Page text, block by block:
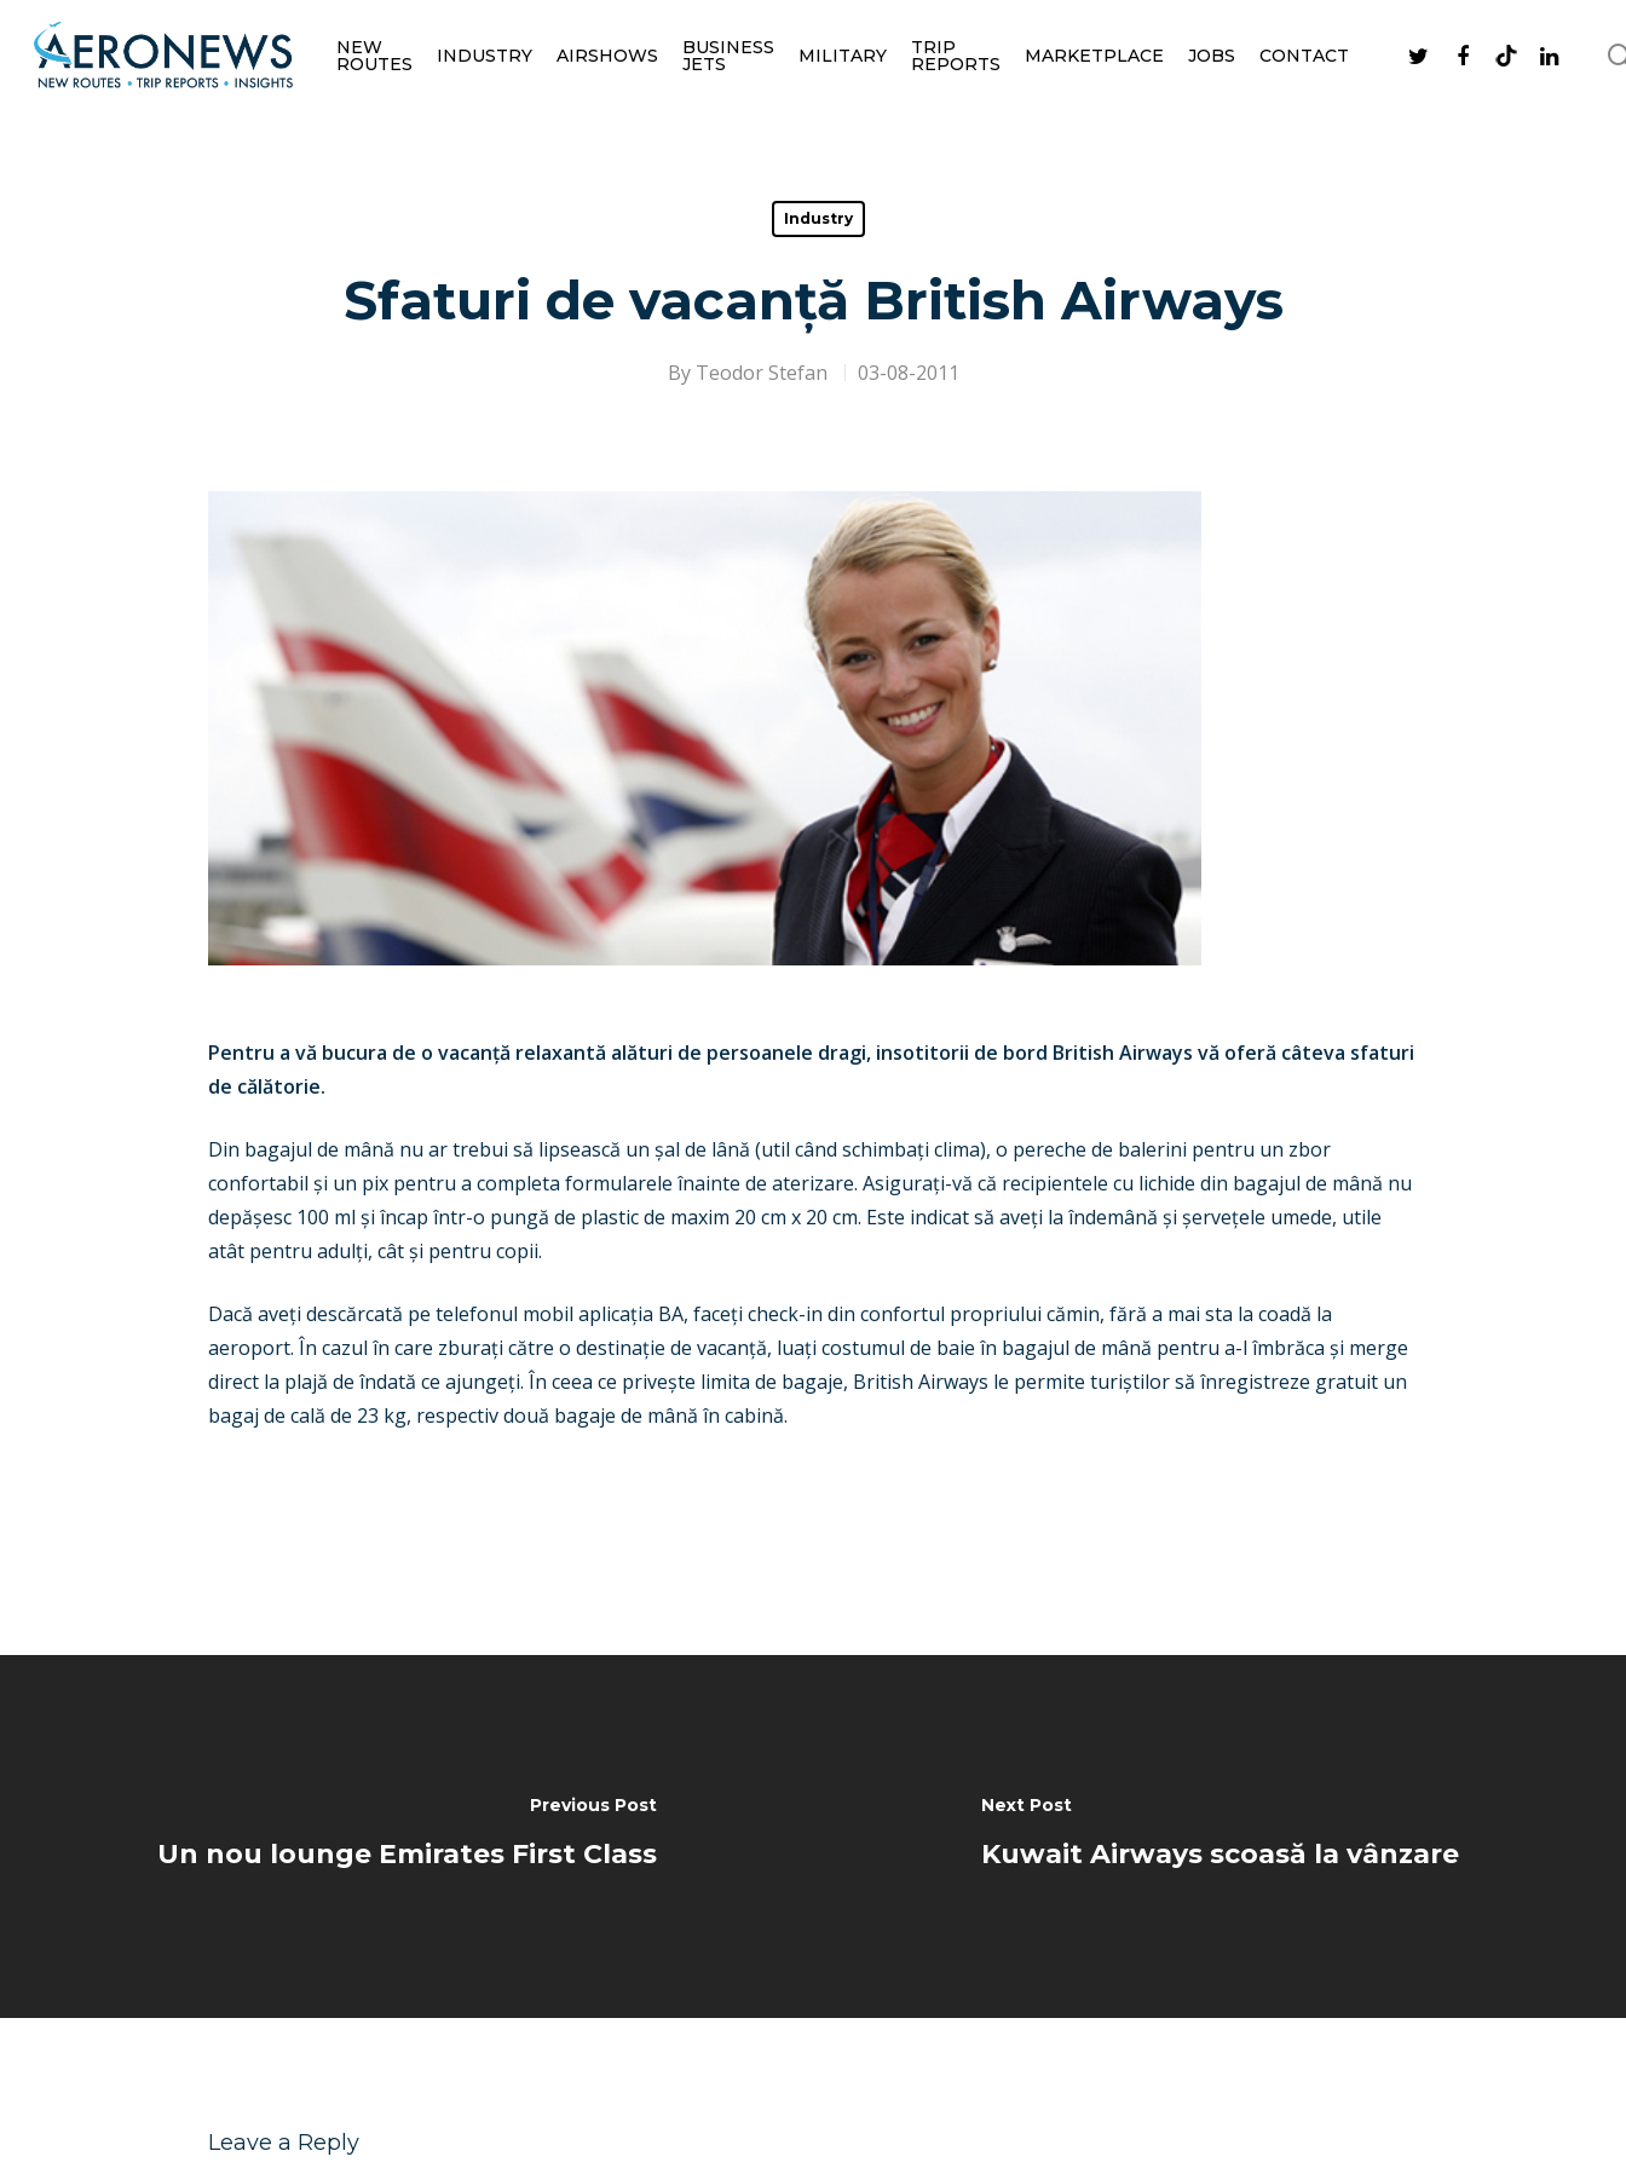
NEW
ROUTES INDUSTRY AIRSHOWS BUSINESS
JETS MILITARY TRIP
REPORTS MARKETPLACE JOBS CONTACT
Industry
Sfaturi de vacanță British Airways
By Teodor Stefan 03-08-2011
Pentru a vă bucura de o vacanță relaxantă alături de persoanele dragi, insotitorii de bord British Airways vă oferă câteva sfaturi
de călătorie.
Din bagajul de mână nu ar trebui să lipsească un șal de lână (util când schimbați clima), o pereche de balerini pentru un zbor
confortabil și un pix pentru a completa formularele înainte de aterizare. Asigurați-vă că recipientele cu lichide din bagajul de mână nu
depășesc 100 ml și încap într-o pungă de plastic de maxim 20 cm x 20 cm. Este indicat să aveți la îndemână și șervețele umede, utile
atât pentru adulți, câtși pentru copii.
Dacă aveți descărcată pe telefonul mobil aplicația BA, faceți check-in din confortul propriului cămin, fără a mai sta la coadă la
aeroport. În cazul în care zburați către o destinație de vacanță, luați costumul de baie în bagajul de mână pentru a-l îmbrăca și merge
direct la plajă de îndată ce ajungeți. În ceea ce privește limita de bagaje, British Airways le permite turiștilor să înregistreze gratuit un
bagaj de cală de 23 kg, respectiv două bagaje de mână în cabină.
Previous Post
Un nou lounge Emirates First Class
Next Post
Kuwait Airways scoasă la vânzare
Leave a Reply